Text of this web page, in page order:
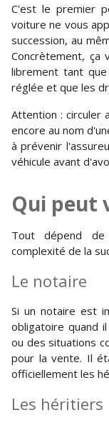
C'est le premier
voiture ne vous
succession, au
Concrètement, ça
librement tant
réglée et que les
Attention : circuler
encore au nom
à prévenir
véhicule avant
Qui peut
Tout dépend
complexité de la
Le notaire
Si un notaire est
obligatoire quand
ou des situations
pour la vente. Il
officiellement les
Les héritiers